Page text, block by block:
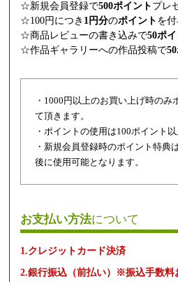
☆新規会員登録で500ポイント プレ
☆100円につき 1円分のポイント を
☆商品レビューの書き込みで50ポ
☆作品ギャラリーへの作品投稿で
・1000円以上のお買い上げ時のみ
て頂きます。
・ポイントの使用は100ポイント
・新規会員登録時のポイント特典
後に使用可能となります。
お支払い方法について
1.クレジットカード決済
2.銀行振込（前払い）※振込手数料